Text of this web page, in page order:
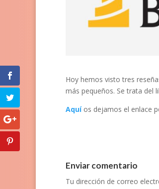
Hoy hemos visto tres
más pequeños. Se trata del
Aquí os dejamos el enlace
Enviar comentario
Tu dirección de correo